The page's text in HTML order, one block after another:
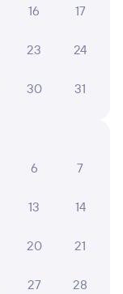
16 17
23 24
30 31
6 7
13 14
20 21
27 28